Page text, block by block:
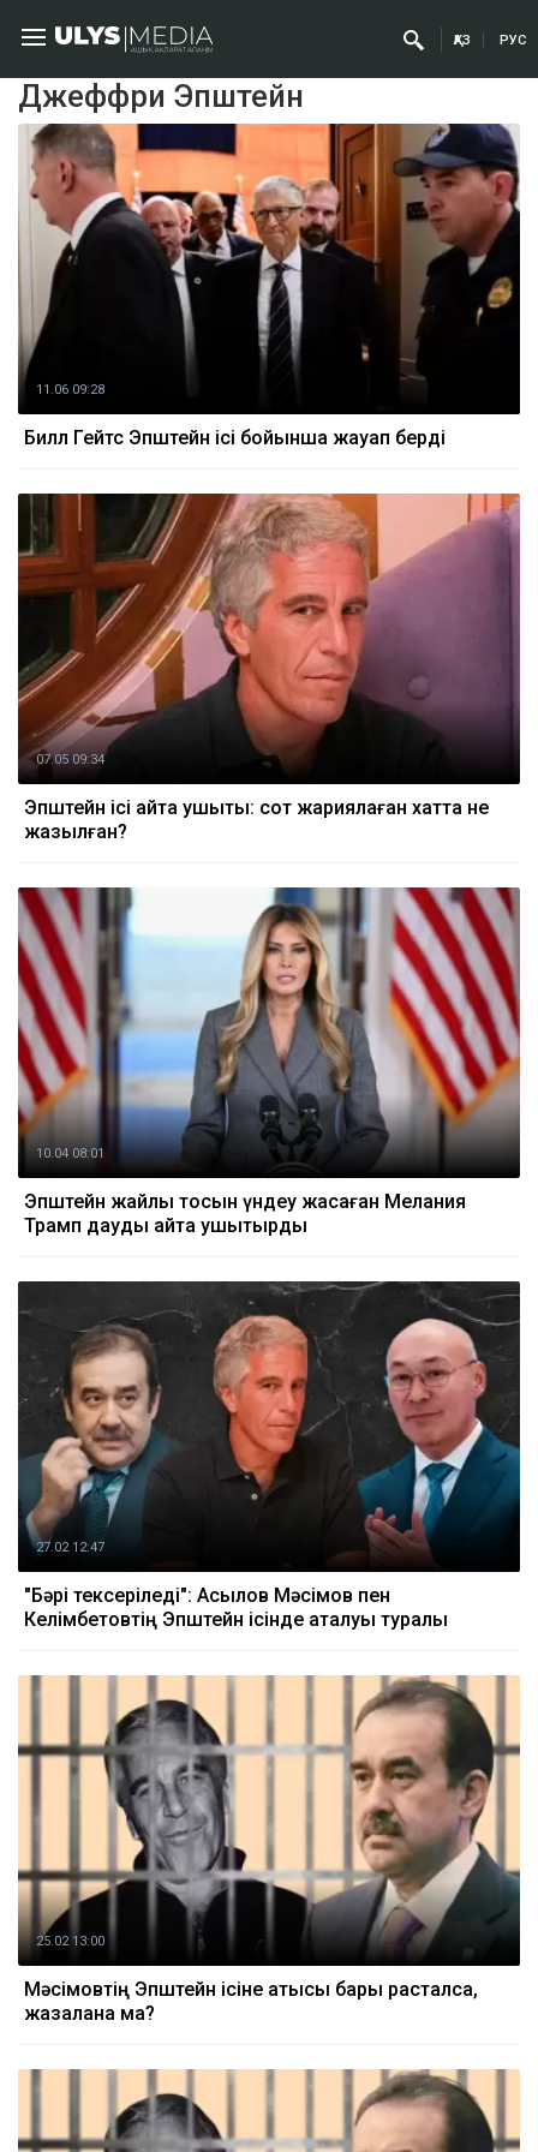
ҚАЗ РУС
Джеффри Эпштейн
11.06 09:28
Билл Гейтс Эпштейн ісі бойынша жауап берді
07.05 09:34
Эпштейн ісі қайта ушықты: сот жариялаған хатта не
жазылған?
10.04 08:01
Эпштейн жайлы тосын үндеу жасаған Мелания
Трамп дауды қайта ушықтырды
27.02 12:47
"Бәрі тексеріледі": Асылов Мәсімов пен
Келімбетовтің Эпштейн ісінде аталуы туралы
25.02 13:00
Мәсімовтің Эпштейн ісіне қатысы бары расталса,
жазалана ма?